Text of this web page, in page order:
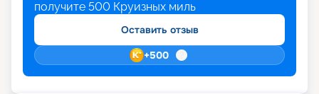
получите 500 Круизных миль
Оставить отзыв
+500